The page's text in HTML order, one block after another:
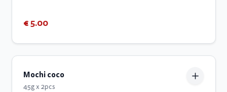
€ 5.00
Mochi coco
45g x 2pcs